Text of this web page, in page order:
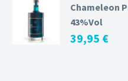
Chameleon
43%Vol
39,95 €